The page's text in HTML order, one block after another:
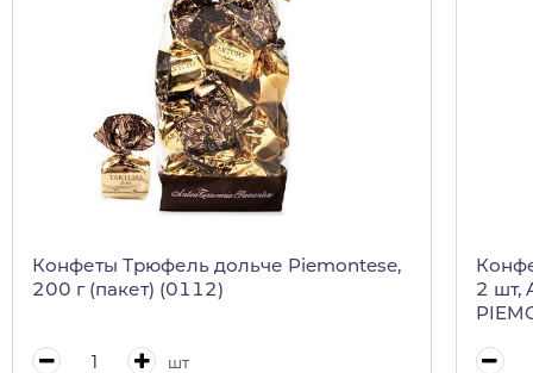
Конфеты Трюфель дольче Piemontese,
200 г (пакет) (0112)
шт
2 шт,